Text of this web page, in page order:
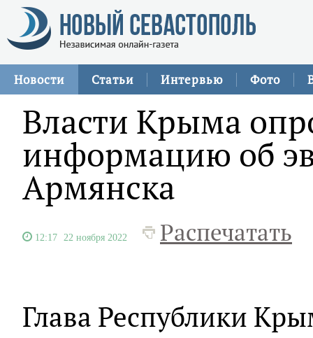
Новости Статьи Интервью Фото
Власти Крыма
информацию об
Армянска
12:17 22 ноября 2022 Распечатать
Глава Республики